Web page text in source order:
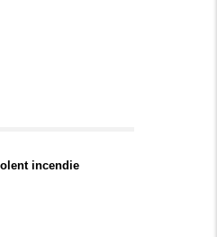
incendie